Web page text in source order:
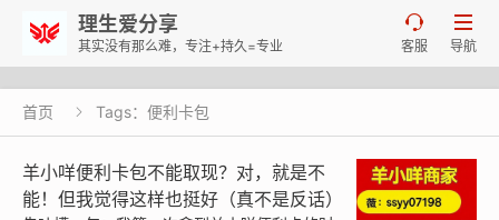
理生爱分享
其实没有那么难，专注+持久=专业

导航

客服
首页  Tags：便利卡包
羊小咩便利卡包不能取现？对，就是不
能！但我觉得这样也挺好（真不是反话）